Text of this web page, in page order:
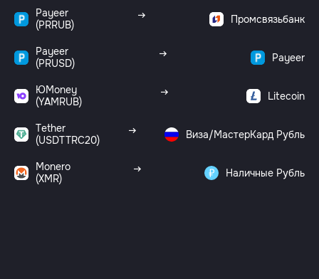
Payeer
(PRRUB)
Промсвязьбанк
Payeer
(PRUSD)
Payeer
ЮMoney
(YAMRUB)
Litecoin
Tether
(USDTTRC20)
Виза/МастерКард Рубль
Monero
(XMR)
Наличные Рубль